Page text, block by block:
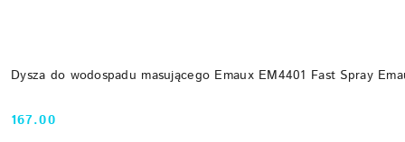
Dysza do wodospadu masującego Emaux EM4401 Fast Spray
Cena:
167.00